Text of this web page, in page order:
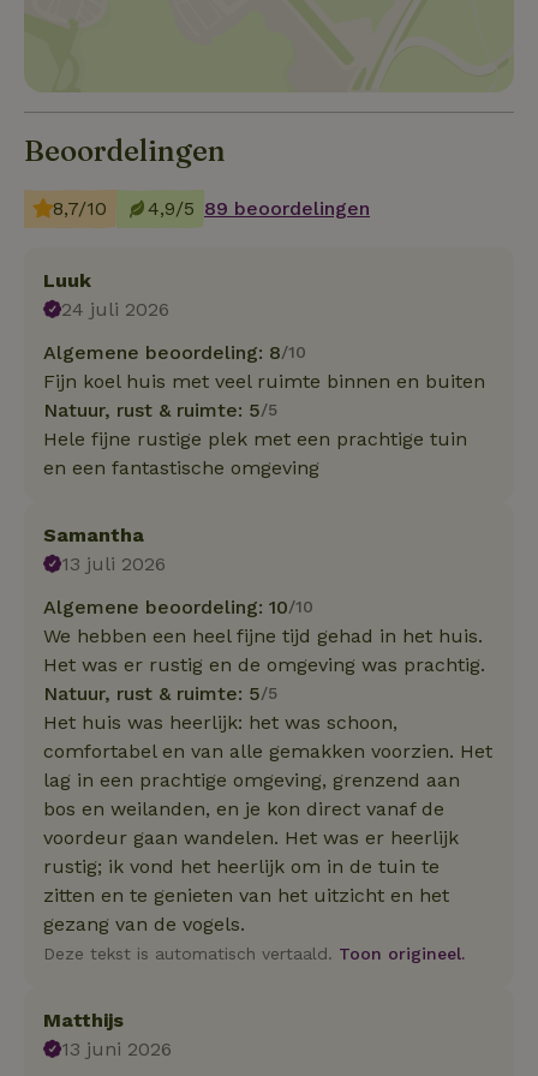
Beoordelingen
8,7/10 4,9/5 89 beoordelingen
Luuk
24 juli 2026
Algemene beoordeling: 8/10
Fijn koel huis met veel ruimte binnen en buiten
Natuur, rust & ruimte: 5/5
Hele fijne rustige plek met een prachtige tuin
en een fantastische omgeving
Samantha
13 juli 2026
Algemene beoordeling: 10/10
We hebben een heel fijne tijd gehad in het huis.
Het was er rustig en de omgeving was prachtig.
Natuur, rust & ruimte: 5/5
Het huis was heerlijk: het was schoon,
comfortabel en van alle gemakken voorzien. Het
lag in een prachtige omgeving, grenzend aan
bos en weilanden, en je kon direct vanaf de
voordeur gaan wandelen. Het was er heerlijk
rustig; ik vond het heerlijk om in de tuin te
zitten en te genieten van het uitzicht en het
gezang van de vogels.
Deze tekst is automatisch vertaald. Toon origineel.
Matthijs
13 juni 2026